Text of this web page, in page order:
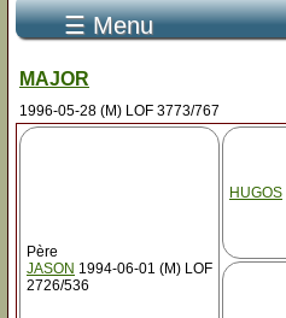
☰ Menu
MAJOR
1996-05-28 (M) LOF 3773/767
Père
JASON 1994-06-01 (M) LOF
2726/536
HUGOS